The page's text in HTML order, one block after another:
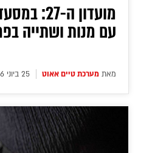
מועדון ה-
עם מנות ושתייה
מאת מערכת טיים אאוט 25 ביוני 2026